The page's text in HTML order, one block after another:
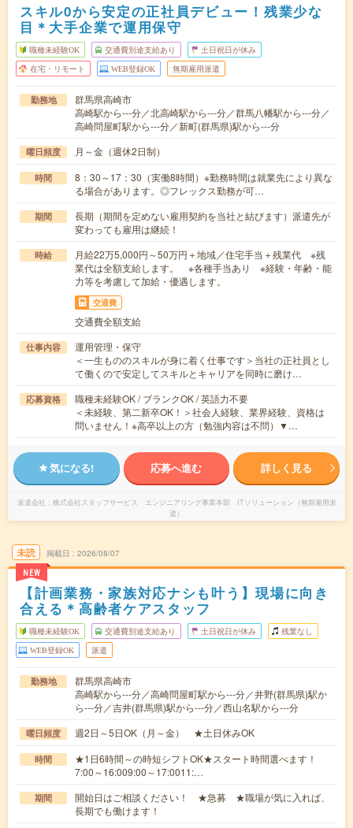
スキル0から安定の正社員デビュー！残業少な
目＊大手企業で運用保守
職種未経験OK 交通費別途支給あり 土日祝日が休み
在宅・リモート WEB登録OK 無期雇用派遣
勤務地
群馬県高崎市
高崎駅から---分／北高崎駅から---分／群馬八幡駅から---分／
高崎問屋町駅から---分／新町(群馬県)駅から---分
曜日頻度 月～金（週休2日制）
時間
8：30～17：30（実働8時間）※勤務時間は就業先により異な
る場合があります。◎フレックス勤務が可…
期間
長期（期間を定めない雇用契約を当社と結びます）派遣先が
変わっても雇用は継続！
時給
月給22万5,000円～50万円＋地域／住宅手当＋残業代 ※残
業代は全額支給します。 ※各種手当あり ※経験・年齢・能
力等を考慮して加給・優遇します。
交通費
交通費全額支給
仕事内容
運用管理・保守
＜一生もののスキルが身に着く仕事です＞当社の正社員とし
て働くので安定してスキルとキャリアを同時に磨け…
応募資格
職種未経験OK / ブランクOK / 英語力不要
＜未経験、第二新卒OK！＞社会人経験、業界経験、資格は
問いません！※高卒以上の方（勉強内容は不問）▼…
気になる! 応募へ進む 詳しく見る
派遣会社
株式会社スタッフサービス エンジニアリング事業本部 ITソリューション（無期雇用派
遣）
未読
NEW
掲載日 2026/08/07
【計画業務・家族対応ナシも叶う】現場に向き
合える＊高齢者ケアスタッフ
職種未経験OK 交通費別途支給あり 土日祝日が休み 残業なし
WEB登録OK 派遣
勤務地
群馬県高崎市
高崎駅から---分／高崎問屋町駅から---分／井野(群馬県)駅か
ら---分／吉井(群馬県)駅から---分／西山名駅から---分
曜日頻度 週2日～5日OK（月～金） ★土日休みOK
時間
★1日6時間～の時短シフトOK★スタート時間選べます！
7:00～16:009:00～17:0011:…
期間
開始日はご相談ください！ ★急募 ★職場が気に入れば、
長期でも働けます！